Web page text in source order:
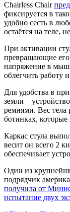
Chairless Chair
фиксируется в
удобно сесть в
остаётся на теле,
При активации
превращающие его
напряжение в
облегчить работу
Для удобства в
земли –
ремнями. Вес тела
ботинках,
Каркас стула
весит он всего 2
обеспечивает
Один из
подрядчик
получила от
испытание двух